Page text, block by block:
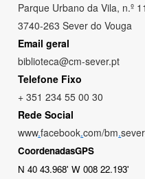
Parque Urbano da Vila, n.º
3740-263 Sever do Vouga
Email geral
biblioteca@cm-sever.pt
Telefone Fixo
+ 351 234 55 00 30
Rede Social
www.facebook.com/bm.
CoordenadasGPS
N 40 43.968' W 008 22.193'